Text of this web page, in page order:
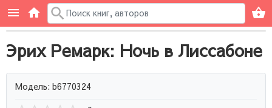
Эрих Ремарк: Ночь в Лиссабоне
Модель: b6770324